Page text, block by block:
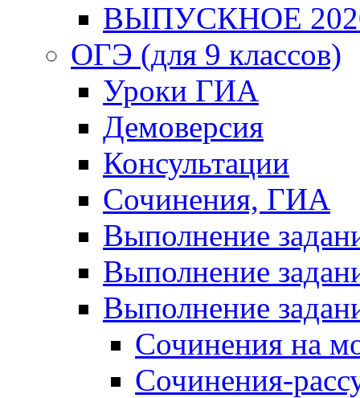
ВЫПУСКНОЕ
ОГЭ (для 9 классов)
Уроки ГИА
Демоверсия
Консультации
Сочинения, ГИА
Выполнение
Выполнение
Выполнение
Сочинения на
Сочинения-